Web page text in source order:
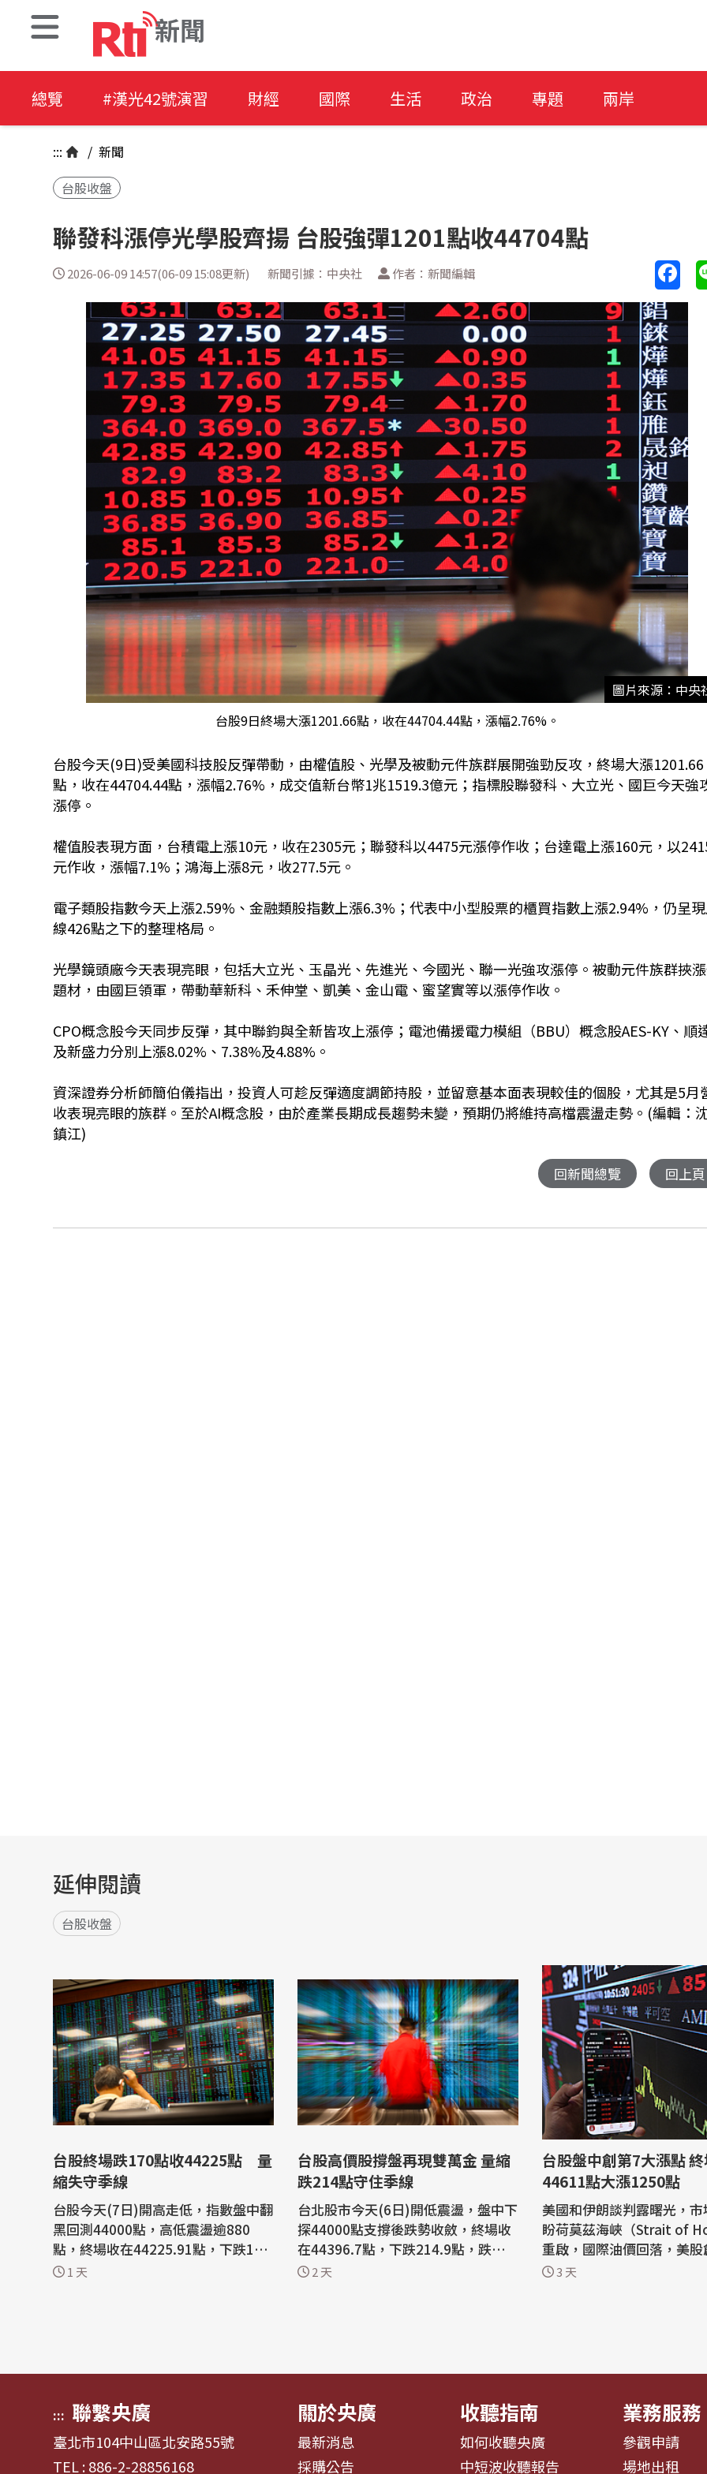
新聞
總覽 #漢光42號演習 財經 國際 生活 政治 專題 兩岸
::: / 新聞
台股收盤
聯發科漲停光學股齊揚 台股強彈1201點收44704點
2026-06-09 14:57(06-09 15:08更新) 新聞引據：中央社 作者：新聞編輯
圖片來源：中央
台股9日終場大漲1201.66點，收在44704.44點，漲幅2.76%。
台股今天(9日)受美國科技股反彈帶動，由權值股、光學及被動元件族群展開強勁反攻，終場大漲1201.66
點，收在44704.44點，漲幅2.76%，成交值新台幣1兆1519.3億元；指標股聯發科、大立光、國巨今天強
漲停。
權值股表現方面，台積電上漲10元，收在2305元；聯發科以4475元漲停作收；台達電上漲160元，以
元作收，漲幅7.1%；鴻海上漲8元，收277.5元。
電子類股指數今天上漲2.59%、金融類股指數上漲6.3%；代表中小型股票的櫃買指數上漲2.94%，仍呈
線426點之下的整理格局。
光學鏡頭廠今天表現亮眼，包括大立光、玉晶光、先進光、今國光、聯一光強攻漲停。被動元件族群挾
題材，由國巨領軍，帶動華新科、禾伸堂、凱美、金山電、蜜望實等以漲停作收。
CPO概念股今天同步反彈，其中聯鈞與全新皆攻上漲停；電池備援電力模組（BBU）概念股AES-KY、順
及新盛力分別上漲8.02%、7.38%及4.88%。
資深證券分析師簡伯儀指出，投資人可趁反彈適度調節持股，並留意基本面表現較佳的個股，尤其是5月
收表現亮眼的族群。至於AI概念股，由於產業長期成長趨勢未變，預期仍將維持高檔震盪走勢。(編輯：
鎮江)
回新聞總覽 回上頁
延伸閱讀
台股收盤
台股終場跌170點收44225點 量
縮失守季線
台股今天(7日)開高走低，指數盤中翻
黑回測44000點，高低震盪逾880
點，終場收在44225.91點，下跌17
0.79點，跌幅0.38%，失守季線約44
1 天
台股高價股撐盤再現雙萬金 量縮
跌214點守住季線
台北股市今天(6日)開低震盪，盤中下
探44000點支撐後跌勢收斂，終場收
在44396.7點，下跌214.9點，跌幅0.
48%，成交金額新台幣9403.91億
2 天
台股盤中創第7大漲點
44611點大漲1250點
美國和伊朗談判露曙光，
盼荷莫茲海峽（Strait of
重啟，國際油價回落，美
動台股今天(5日)開高走揚
3 天
::: 聯繫央廣
臺北市104中山區北安路55號
TEL : 886-2-28856168
關於央廣
最新消息
採購公告
收聽指南
如何收聽央廣
中短波收聽報告
業務服務
參觀申請
場地出租